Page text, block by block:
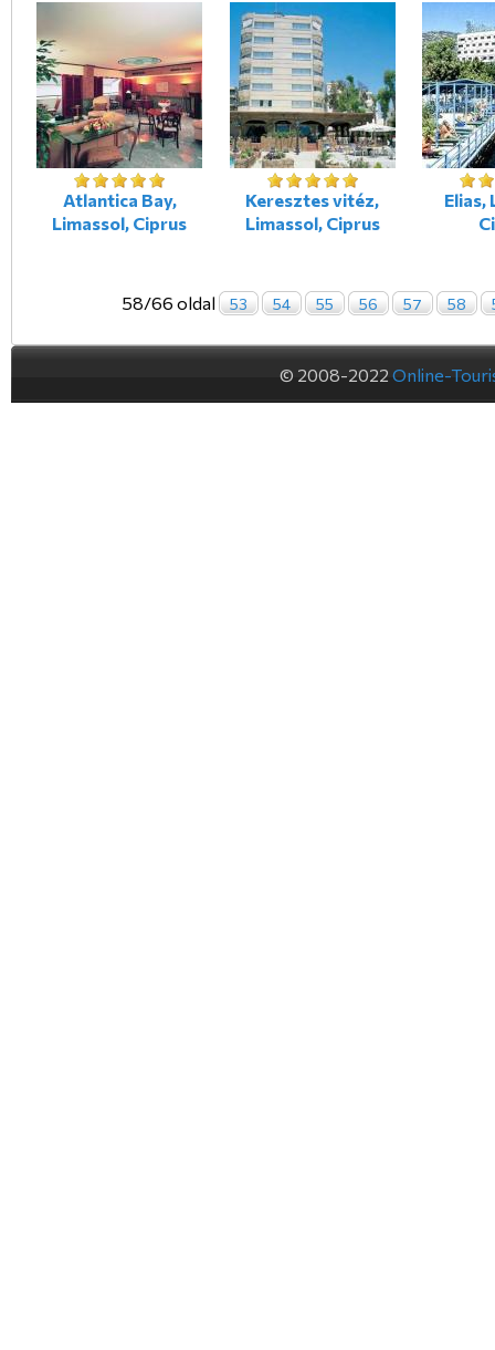
Atlantica Bay,
Limassol, Ciprus
Keresztes vitéz,
Limassol, Ciprus
Elias,
58/66 oldal 53 54 55 56 57 58
© 2008-2022 Online-